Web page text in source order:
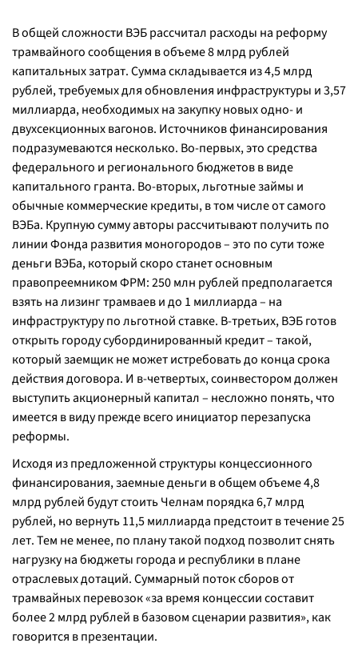
В общей сложности ВЭБ рассчитал расходы на реформу
трамвайного сообщения в объеме 8 млрд рублей
капитальных затрат. Сумма складывается из 4,5 млрд
рублей, требуемых для обновления инфраструктуры и 3,57
миллиарда, необходимых на закупку новых одно- и
двухсекционных вагонов. Источников финансирования
подразумеваются несколько. Во-первых, это средства
федерального и регионального бюджетов в виде
капитального гранта. Во-вторых, льготные займы и
обычные коммерческие кредиты, в том числе от самого
ВЭБа. Крупную сумму авторы рассчитывают получить по
линии Фонда развития моногородов – это по сути тоже
деньги ВЭБа, который скоро станет основным
правопреемником ФРМ: 250 млн рублей предполагается
взять на лизинг трамваев и до 1 миллиарда – на
инфраструктуру по льготной ставке. В-третьих, ВЭБ готов
открыть городу субординированный кредит – такой,
который заемщик не может истребовать до конца срока
действия договора. И в-четвертых, соинвестором должен
выступить акционерный капитал – несложно понять, что
имеется в виду прежде всего инициатор перезапуска
реформы.
Исходя из предложенной структуры концессионного
финансирования, заемные деньги в общем объеме 4,8
млрд рублей будут стоить Челнам порядка 6,7 млрд
рублей, но вернуть 11,5 миллиарда предстоит в течение 25
лет. Тем не менее, по плану такой подход позволит снять
нагрузку на бюджеты города и республики в плане
отраслевых дотаций. Суммарный поток сборов от
трамвайных перевозок «за время концессии составит
более 2 млрд рублей в базовом сценарии развития», как
говорится в презентации.